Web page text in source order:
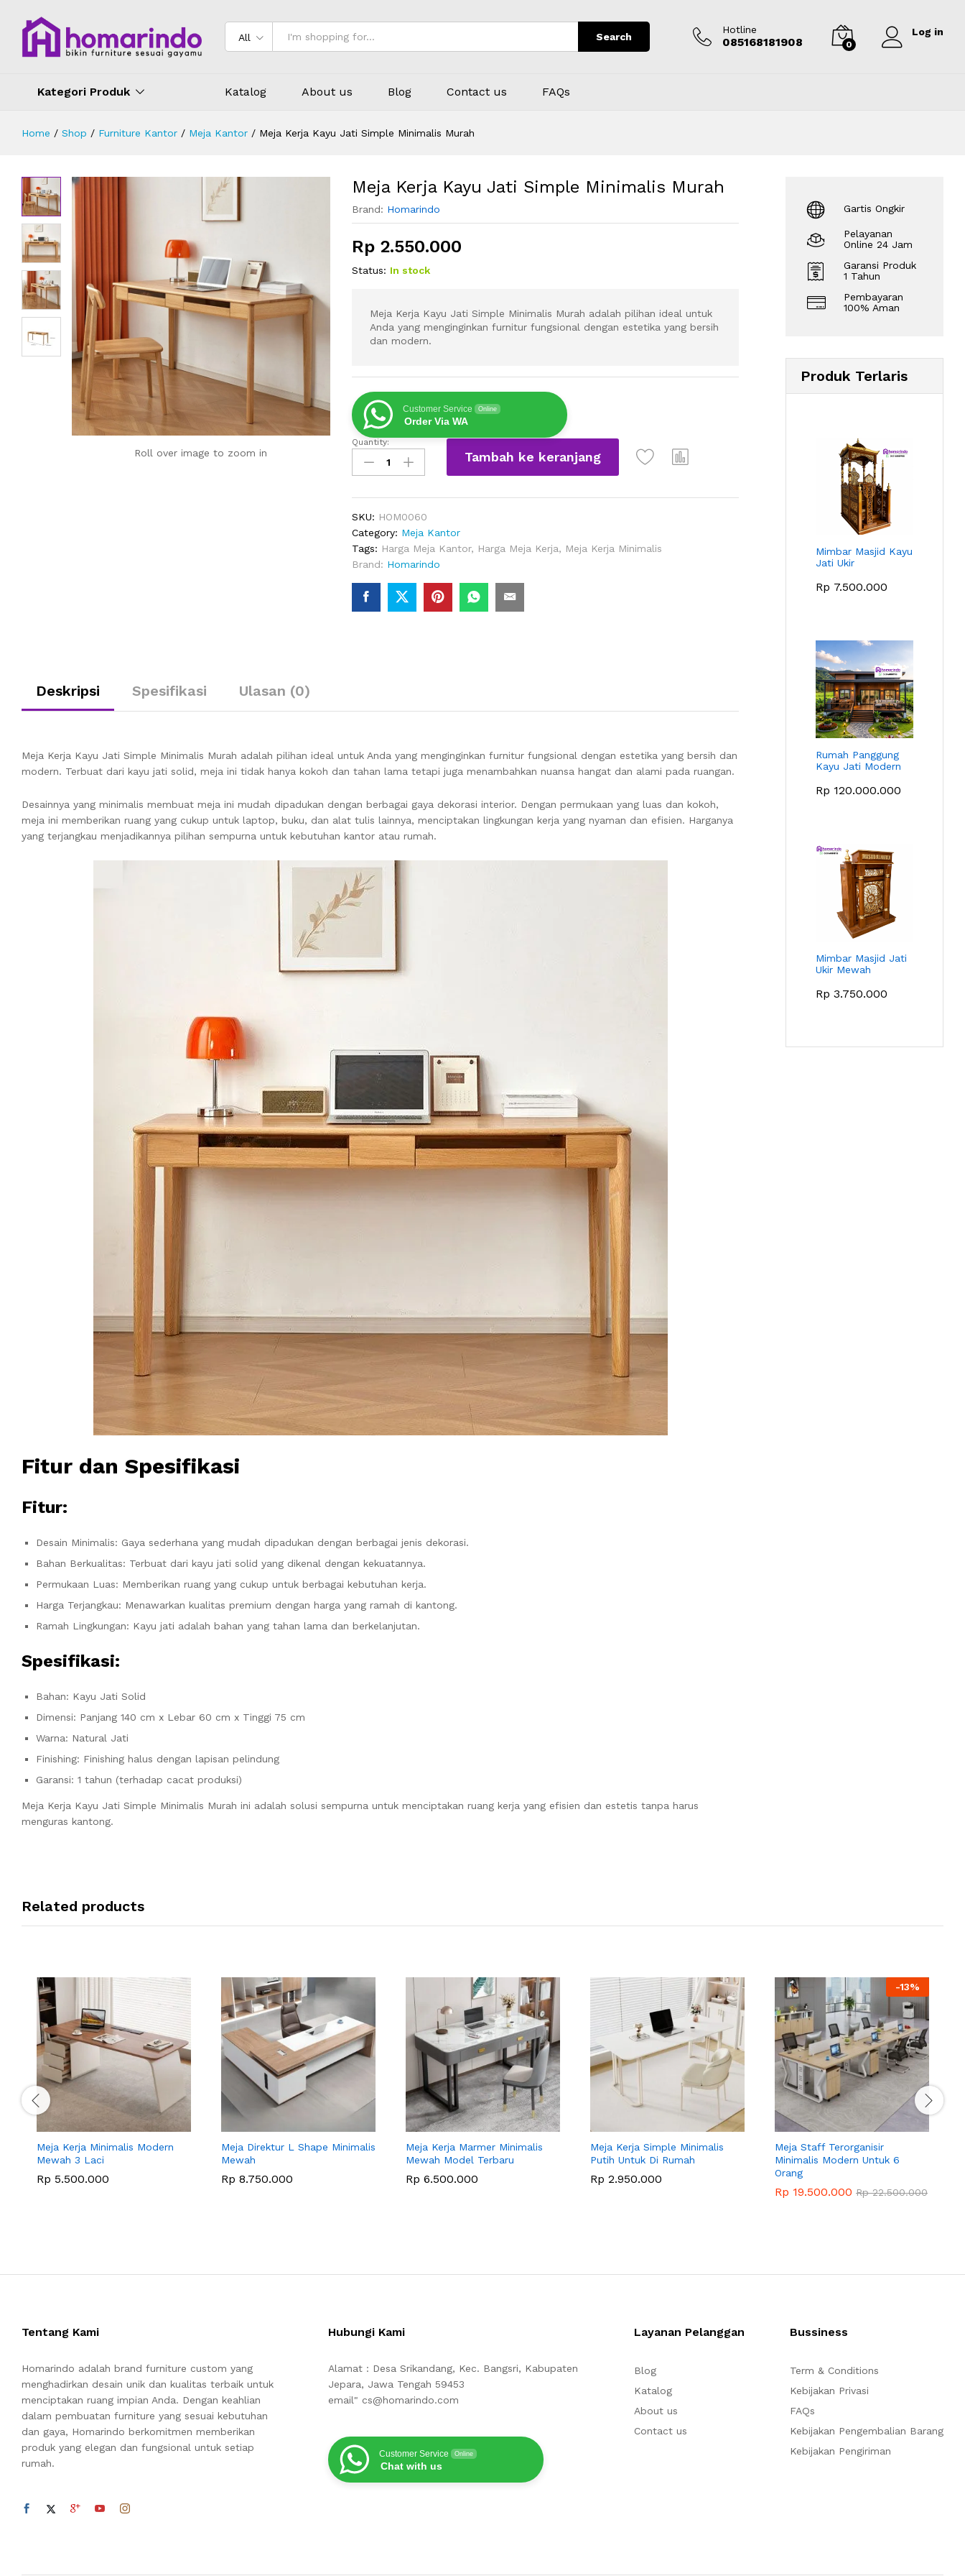
All Search
Hotline
085168181908 0
Log in
Kategori Produk Katalog About us Blog Contact us FAQs
Home / Shop / Furniture Kantor / Meja Kantor / Meja Kerja Kayu Jati Simple Minimalis Murah
Roll over image to zoom in
Meja Kerja Kayu Jati Simple Minimalis Murah
Brand: Homarindo
Rp2.550.000
Status: In stock
Meja Kerja Kayu Jati Simple Minimalis Murah adalah pilihan ideal untuk
Anda yang menginginkan furnitur fungsional dengan estetika yang bersih
dan modern.
Customer Service Online
Order Via WA
Meja
Kerja
Kayu
Minimalis
Murah
quantity
Quantity:
Tambah ke keranjang
SKU: HOM0060
Category: Meja Kantor
Tags: Harga Meja Kantor, Harga Meja Kerja, Meja Kerja Minimalis
Brand: Homarindo
Deskripsi Spesifikasi Ulasan (0)
Meja Kerja Kayu Jati Simple Minimalis Murah adalah pilihan ideal untuk Anda yang menginginkan furnitur fungsional dengan estetika yang bersih dan
modern. Terbuat dari kayu jati solid, meja ini tidak hanya kokoh dan tahan lama tetapi juga menambahkan nuansa hangat dan alami pada ruangan.
Desainnya yang minimalis membuat meja ini mudah dipadukan dengan berbagai gaya dekorasi interior. Dengan permukaan yang luas dan kokoh,
meja ini memberikan ruang yang cukup untuk laptop, buku, dan alat tulis lainnya, menciptakan lingkungan kerja yang nyaman dan efisien. Harganya
yang terjangkau menjadikannya pilihan sempurna untuk kebutuhan kantor atau rumah.
Fitur dan Spesifikasi
Fitur:
Desain Minimalis: Gaya sederhana yang mudah dipadukan dengan berbagai jenis dekorasi.
Bahan Berkualitas: Terbuat dari kayu jati solid yang dikenal dengan kekuatannya.
Permukaan Luas: Memberikan ruang yang cukup untuk berbagai kebutuhan kerja.
Harga Terjangkau: Menawarkan kualitas premium dengan harga yang ramah di kantong.
Ramah Lingkungan: Kayu jati adalah bahan yang tahan lama dan berkelanjutan.
Spesifikasi:
Bahan: Kayu Jati Solid
Dimensi: Panjang 140 cm x Lebar 60 cm x Tinggi 75 cm
Warna: Natural Jati
Finishing: Finishing halus dengan lapisan pelindung
Garansi: 1 tahun (terhadap cacat produksi)
Meja Kerja Kayu Jati Simple Minimalis Murah ini adalah solusi sempurna untuk menciptakan ruang kerja yang efisien dan estetis tanpa harus
menguras kantong.
Gartis Ongkir
Pelayanan
Online 24 Jam
Garansi Produk
1 Tahun
Pembayaran
100% Aman
Produk Terlaris
Mimbar Masjid Kayu
Jati Ukir
Rp 7.500.000
Rumah Panggung
Kayu Jati Modern
Rp 120.000.000
Mimbar Masjid Jati
Ukir Mewah
Rp 3.750.000
Related products
Meja Kerja Minimalis Modern
Mewah 3 Laci
Rp 5.500.000
Meja Direktur L Shape Minimalis
Mewah
Rp 8.750.000
Meja Kerja Marmer Minimalis
Mewah Model Terbaru
Rp 6.500.000
Meja Kerja Simple Minimalis
Putih Untuk Di Rumah
Rp 2.950.000
-13%
Meja Staff Terorganisir
Minimalis Modern Untuk 6
Orang
Rp 19.500.000 Rp22.500.000
Tentang Kami
Homarindo adalah brand furniture custom yang
menghadirkan desain unik dan kualitas terbaik untuk
menciptakan ruang impian Anda. Dengan keahlian
dalam pembuatan furniture yang sesuai kebutuhan
dan gaya, Homarindo berkomitmen memberikan
produk yang elegan dan fungsional untuk setiap
rumah.
Hubungi Kami
Alamat : Desa Srikandang, Kec. Bangsri, Kabupaten
Jepara, Jawa Tengah 59453
email" cs@homarindo.com
Customer Service Online
Chat with us
Layanan Pelanggan
Blog
Katalog
About us
Contact us
Bussiness
Term & Conditions
Kebijakan Privasi
FAQs
Kebijakan Pengembalian Barang
Kebijakan Pengiriman
Ulasan (0)